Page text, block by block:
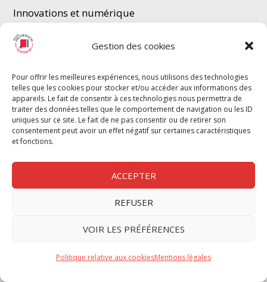
Gestion des cookies
Pour offrir les meilleures expériences, nous utilisons des technologies
telles que les cookies pour stocker et/ou accéder aux informations des
appareils. Le fait de consentir à ces technologies nous permettra de
traiter des données telles que le comportement de navigation ou les ID
uniques sur ce site. Le fait de ne pas consentir ou de retirer son
consentement peut avoir un effet négatif sur certaines caractéristiques
et fonctions.
ACCEPTER
REFUSER
VOIR LES PRÉFÉRENCES
Politique relative aux cookiesMentions légales
Innovations et numérique
Photographie
Bons plans
Critique
GROUPE PROFESSION SPECTACLE
Chèque Intermittents
Le Cahier Pro
Suivre Suivre